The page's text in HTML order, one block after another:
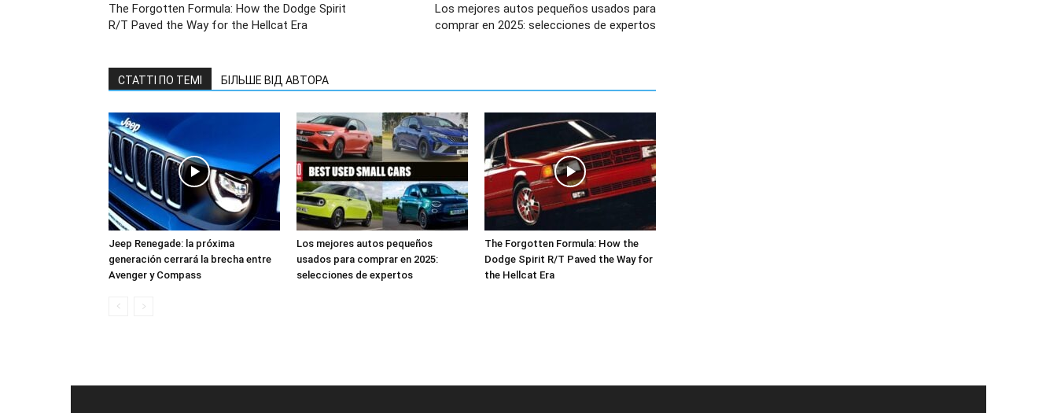
The Forgotten Formula: How the Dodge Spirit
R/T Paved the Way for the Hellcat Era
Los mejores autos pequeños usados para
comprar en 2025: selecciones de expertos
СТАТТІ ПО ТЕМІ БІЛЬШЕ ВІД АВТОРА
Jeep Renegade: la próxima
generación cerrará la brecha entre
Avenger y Compass
Los mejores autos pequeños
usados para comprar en 2025:
selecciones de expertos
The Forgotten Formula: How the
Dodge Spirit R/T Paved the Way for
the Hellcat Era